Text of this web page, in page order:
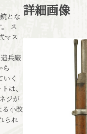
とな
ス
マス
兵廠
ら
く
は、
ジが
る小改
られ
詳細画像